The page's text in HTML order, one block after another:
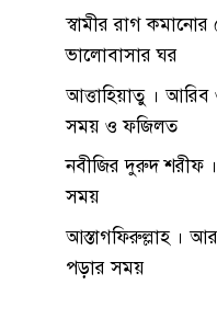
স্বামীর রাগ কমানোর
ভালোবাসার ঘর
আত্তাহিয়াতু । আরিব
সময় ও ফজিলত
নবীজির দুরুদ শরীফ
সময়
আস্তাগফিরুল্লাহ ।
পড়ার সময়